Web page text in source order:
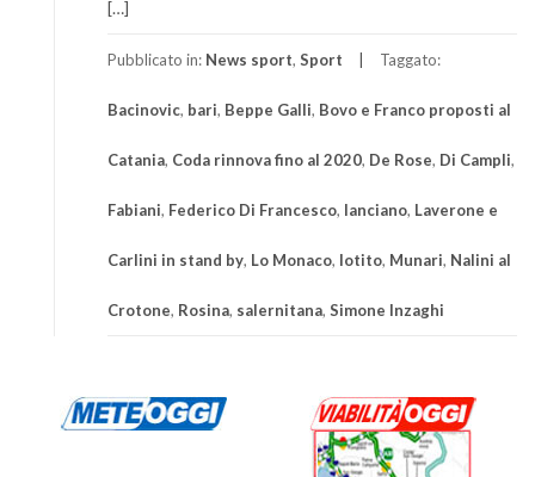
[…]
Pubblicato in: News sport, Sport Taggato:
Bacinovic, bari, Beppe Galli, Bovo e Franco proposti al
Catania, Coda rinnova fino al 2020, De Rose, Di Campli,
Fabiani, Federico Di Francesco, lanciano, Laverone e
Carlini in stand by, Lo Monaco, lotito, Munari, Nalini al
Crotone, Rosina, salernitana, Simone Inzaghi